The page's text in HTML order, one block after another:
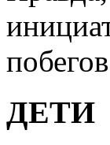
ДЕТИ